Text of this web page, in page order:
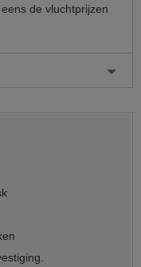
de vluchtprijzen